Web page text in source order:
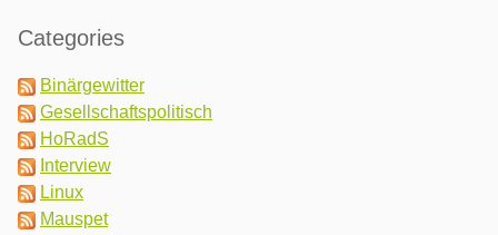
Categories
Binärgewitter
Gesellschaftspolitisch
HoRadS
Interview
Linux
Mauspet